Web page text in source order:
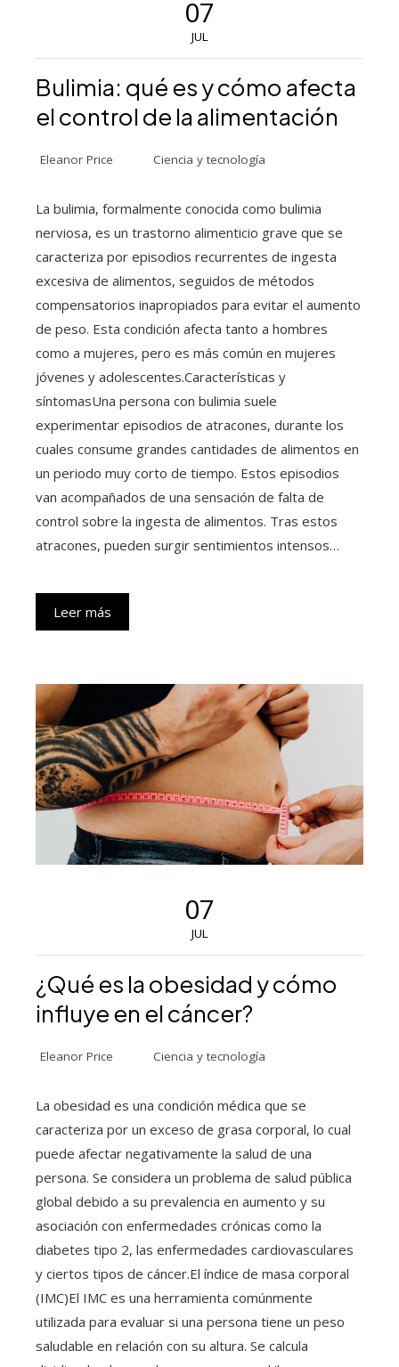
07
JUL
Bulimia: qué es y cómo afecta
el control de la alimentación
Eleanor Price Ciencia y tecnología
La bulimia, formalmente conocida como bulimia
nerviosa, es un trastorno alimenticio grave que se
caracteriza por episodios recurrentes de ingesta
excesiva de alimentos, seguidos de métodos
compensatorios inapropiados para evitar el aumento
de peso. Esta condición afecta tanto a hombres
como a mujeres, pero es más común en mujeres
jóvenes y adolescentes.Características y
síntomasUna persona con bulimia suele
experimentar episodios de atracones, durante los
cuales consume grandes cantidades de alimentos en
un periodo muy corto de tiempo. Estos episodios
van acompañados de una sensación de falta de
control sobre la ingesta de alimentos. Tras estos
atracones, pueden surgir sentimientos intensos…
Leer más
07
JUL
¿Qué es la obesidad y cómo
influye en el cáncer?
Eleanor Price Ciencia y tecnología
La obesidad es una condición médica que se
caracteriza por un exceso de grasa corporal, lo cual
puede afectar negativamente la salud de una
persona. Se considera un problema de salud pública
global debido a su prevalencia en aumento y su
asociación con enfermedades crónicas como la
diabetes tipo 2, las enfermedades cardiovasculares
y ciertos tipos de cáncer.El índice de masa corporal
(IMC)El IMC es una herramienta comúnmente
utilizada para evaluar si una persona tiene un peso
saludable en relación con su altura. Se calcula